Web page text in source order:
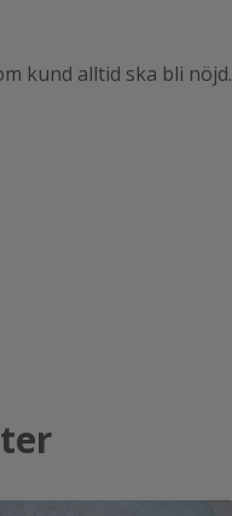
kund alltid ska bli nöjd.